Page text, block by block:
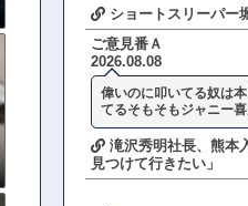
ショートスリーパー
ご意見番Ａ
2026.08.08
偉いのに叩いてる奴は
てるそもそもジャニー
滝沢秀明社長、熊本
見つけて行きたい」